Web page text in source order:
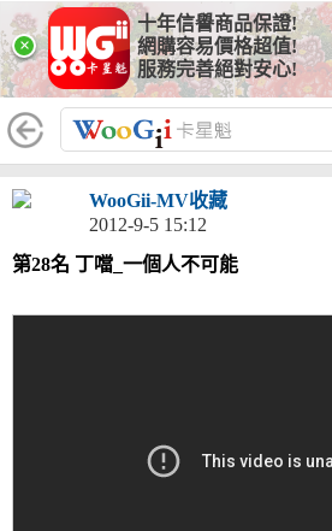
×
十年信譽商品保證!
網購容易價格超值!
服務完善絕對安心!
WooGii-MV收藏
2012-9-5 15:12
第28名 丁噹_一個人不可能